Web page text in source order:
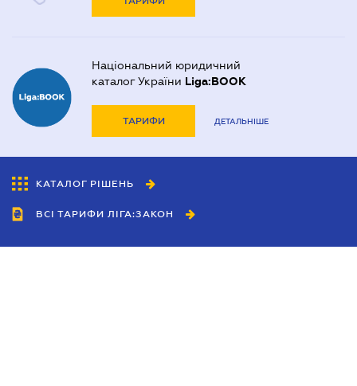
Національний юридичний
каталог України Liga:BOOK
ТАРИФИ ДЕТАЛЬНІШЕ
КАТАЛОГ РІШЕНЬ
ВСІ ТАРИФИ ЛІГА:ЗАКОН